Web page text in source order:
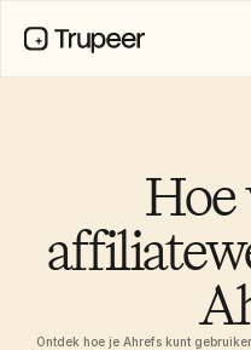
Hoe
Ontdek hoe je Ahrefs kunt
AI-avatars
Merkkits